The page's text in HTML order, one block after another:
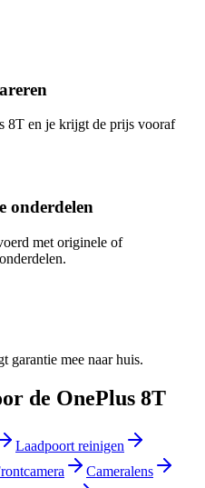
8T en je krijgt de prijs vooraf
onderdelen
met originele of
garantie mee naar huis.
de OnePlus 8T
Laadpoort reinigen
Cameralens